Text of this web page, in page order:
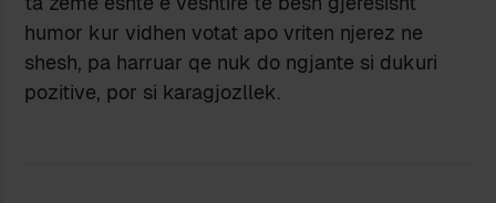
humor kur vidhen votat apo vriten njerez ne
shesh, pa harruar qe nuk do ngjante si dukuri
pozitive, por si karagjozllek.